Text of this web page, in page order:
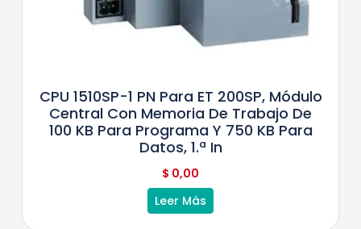
CPU 1510SP-1 PN Para ET 200SP, Módulo
Central Con Memoria De Trabajo De
100 KB Para Programa Y 750 KB Para
Datos, 1.ª In
$ 0,00
Leer Más